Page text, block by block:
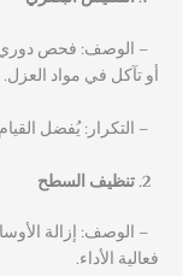
– الوصف: فحص دوري
أو تآكل في مواد العزل.
– التكرار: يُفضل
تنظيف السطح
– الوصف: إزالة
فعالية الأداء.